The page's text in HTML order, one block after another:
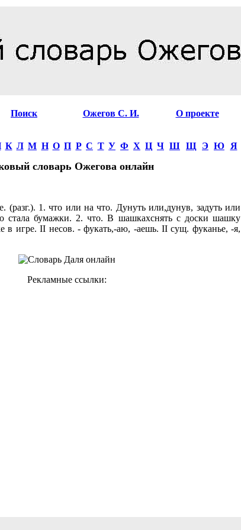
Поиск Ожегов С. И. О проекте
К Л М Н О П Р С Т У Ф Х Ц Ч Ш Щ Э Ю Я
словарь Ожегова онлайн
1. что или на что. Дунуть или,дунув, задуть или
стала бумажки. 2. что. В шашкахснять с доски шашку
в игре. II несов. - фукать,-аю, -аешь. II сущ. фуканье, -я,
Рекламные ссылки: